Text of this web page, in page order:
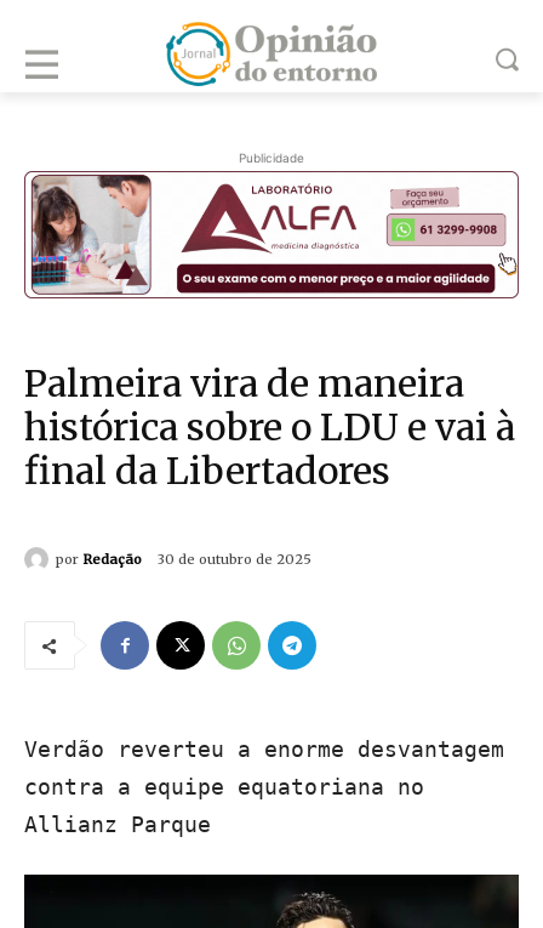
Publicidade
Palmeira vira de maneira
histórica sobre o LDU e vai à
final da Libertadores
por Redação 30 de outubro de 2025
Verdão reverteu a enorme desvantagem
contra a equipe equatoriana no
Allianz Parque